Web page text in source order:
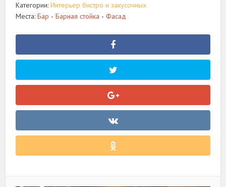
Категории:Интерьер бистро и закусочных
Места:Бар • Барная стойка • Фасад